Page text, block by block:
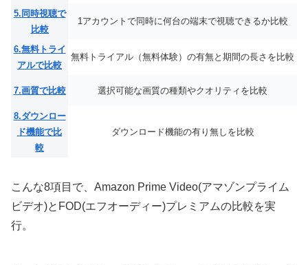
5.同時視聴で
比較
1アカウントで同時に何台の端末で視聴できるか比較
6.無料トライ
アルで比較
無料トライアル（無料体験）の有無と期間の長さを比較
7.画質で比較 選択可能な画質の種類やクオリティを比較
8.ダウンロー
ド機能で比
較
ダウンロード機能の有り無しを比較
こんな8項目で、Amazon Prime Video(アマゾンプライム
ビデオ)とFOD(エフオーディー)プレミアムの比較を実
行。